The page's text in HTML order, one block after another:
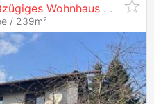
Indoorpool mit Wellnessbereich, Südlage, Fernsicht
/ 239m²